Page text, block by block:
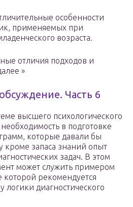
особенности
применяемых при
возраста.
отличия подходов и
»
Часть 6
высшего психологического
в подготовке
которые давали бы
кроме запаса знаний опыт
задач. В этом
может служить примером
рекомендуется
логики диагностического